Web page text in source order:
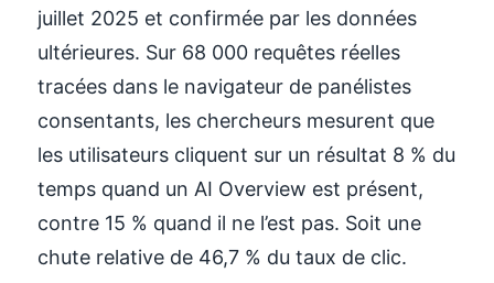
juillet 2025 et confirmée par les données
ultérieures. Sur 68 000 requêtes réelles
tracées dans le navigateur de panélistes
consentants, les chercheurs mesurent que
les utilisateurs cliquent sur un résultat 8 % du
temps quand un AI Overview est présent,
contre 15 % quand il ne l’est pas. Soit une
chute relative de 46,7 % du taux de clic.